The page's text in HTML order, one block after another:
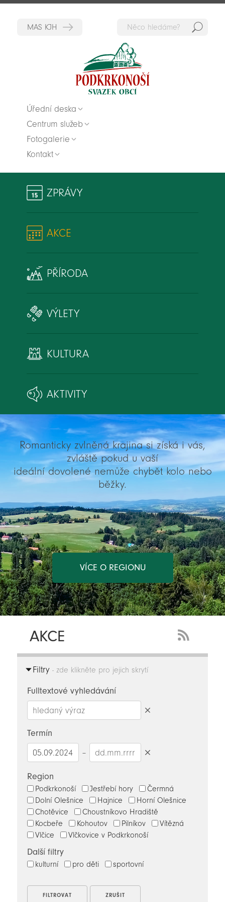
Úřední deska
Centrum služeb
Fotogalerie
Kontakt
ZPRÁVY
AKCE
PŘÍRODA
VÝLETY
KULTURA
AKTIVITY
Romanticky zvlněná krajina si získá i vás,
zvláště pokud u vaší
ideální dovolené nemůže chybět kolo nebo
běžky.
VÍCE O REGIONU
AKCE
Feed
Filtry- zde klikněte pro jejich skrytí
Fulltextové vyhledávání
Termín
–
Region
Podkrkonoší Jestřebí hory
Čermná
Dolní Olešnice
Hajnice
Horní Olešnice
Chotěvice
Choustníkovo Hradiště
Kocbeře
Kohoutov Pilníkov
Vítězná
Vlčice
Vlčkovice v Podkrkonoší
Další filtry
kulturní pro děti sportovní